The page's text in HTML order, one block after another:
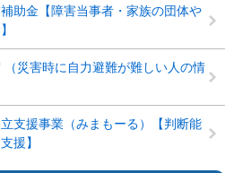
助金【障害当事者・家族の団体や
災害時に自力避難が難しい人の情
支援事業（みまもーる）【判断能
援】